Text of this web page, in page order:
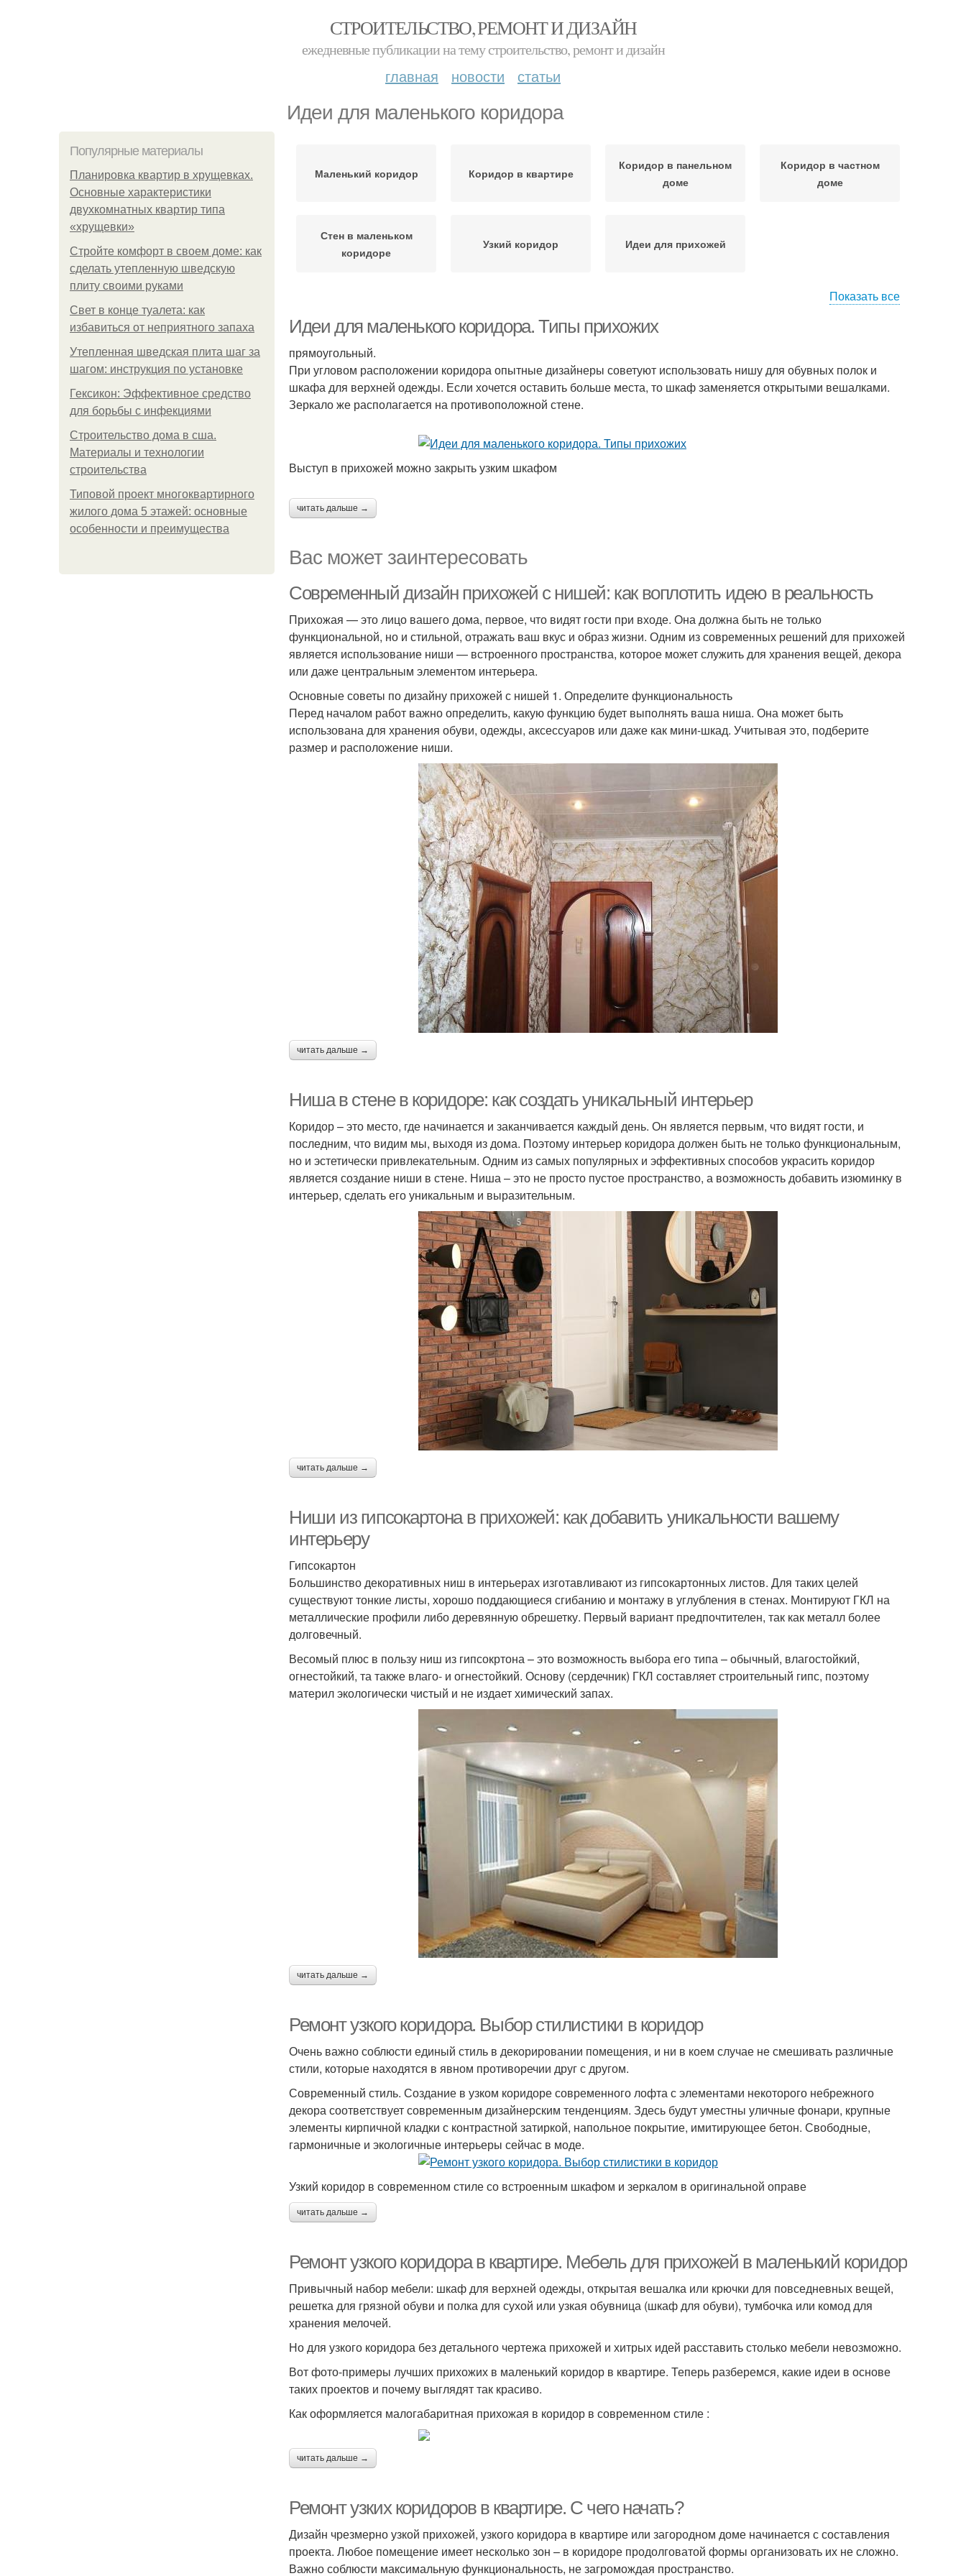
СТРОИТЕЛЬСТВО, РЕМОНТ И ДИЗАЙН
ежедневные публикации на тему строительство, ремонт и дизайн
главная новости статьи
Идеи для маленького коридора
Популярные материалы
Планировка квартир в хрущевках.
Основные характеристики
двухкомнатных квартир типа
«хрущевки»
Стройте комфорт в своем доме: как
сделать утепленную шведскую
плиту своими руками
Свет в конце туалета: как
избавиться от неприятного запаха
Утепленная шведская плита шаг за
шагом: инструкция по установке
Гексикон: Эффективное средство
для борьбы с инфекциями
Строительство дома в сша.
Материалы и технологии
строительства
Типовой проект многоквартирного
жилого дома 5 этажей: основные
особенности и преимущества
Маленький коридор Коридор в квартире
Коридор в панельном
доме
Коридор в частном
доме
Стен в маленьком
коридоре
Узкий коридор Идеи для прихожей
Показать все
Идеи для маленького коридора. Типы прихожих
прямоугольный.
При угловом расположении коридора опытные дизайнеры советуют использовать нишу для обувных полок и
шкафа для верхней одежды. Если хочется оставить больше места, то шкаф заменяется открытыми вешалками.
Зеркало же располагается на противоположной стене.
Выступ в прихожей можно закрыть узким шкафом
читать дальше →
Вас может заинтересовать
Современный дизайн прихожей с нишей: как воплотить идею в реальность
Прихожая — это лицо вашего дома, первое, что видят гости при входе. Она должна быть не только
функциональной, но и стильной, отражать ваш вкус и образ жизни. Одним из современных решений для прихожей
является использование ниши — встроенного пространства, которое может служить для хранения вещей, декора
или даже центральным элементом интерьера.
Основные советы по дизайну прихожей с нишей 1. Определите функциональность
Перед началом работ важно определить, какую функцию будет выполнять ваша ниша. Она может быть
использована для хранения обуви, одежды, аксессуаров или даже как мини-шкад. Учитывая это, подберите
размер и расположение ниши.
читать дальше →
Ниша в стене в коридоре: как создать уникальный интерьер
Коридор – это место, где начинается и заканчивается каждый день. Он является первым, что видят гости, и
последним, что видим мы, выходя из дома. Поэтому интерьер коридора должен быть не только функциональным,
но и эстетически привлекательным. Одним из самых популярных и эффективных способов украсить коридор
является создание ниши в стене. Ниша – это не просто пустое пространство, а возможность добавить изюминку в
интерьер, сделать его уникальным и выразительным.
читать дальше →
Ниши из гипсокартона в прихожей: как добавить уникальности вашему
интерьеру
Гипсокартон
Большинство декоративных ниш в интерьерах изготавливают из гипсокартонных листов. Для таких целей
существуют тонкие листы, хорошо поддающиеся сгибанию и монтажу в углубления в стенах. Монтируют ГКЛ на
металлические профили либо деревянную обрешетку. Первый вариант предпочтителен, так как металл более
долговечный.
Весомый плюс в пользу ниш из гипсокртона – это возможность выбора его типа – обычный, влагостойкий,
огнестойкий, та также влаго- и огнестойкий. Основу (сердечник) ГКЛ составляет строительный гипс, поэтому
материл экологически чистый и не издает химический запах.
читать дальше →
Ремонт узкого коридора. Выбор стилистики в коридор
Очень важно соблюсти единый стиль в декорировании помещения, и ни в коем случае не смешивать различные
стили, которые находятся в явном противоречии друг с другом.
Современный стиль. Создание в узком коридоре современного лофта с элементами некоторого небрежного
декора соответствует современным дизайнерским тенденциям. Здесь будут уместны уличные фонари, крупные
элементы кирпичной кладки с контрастной затиркой, напольное покрытие, имитирующее бетон. Свободные,
гармоничные и экологичные интерьеры сейчас в моде.
Узкий коридор в современном стиле со встроенным шкафом и зеркалом в оригинальной оправе
читать дальше →
Ремонт узкого коридора в квартире. Мебель для прихожей в маленький коридор
Привычный набор мебели: шкаф для верхней одежды, открытая вешалка или крючки для повседневных вещей,
решетка для грязной обуви и полка для сухой или узкая обувница (шкаф для обуви), тумбочка или комод для
хранения мелочей.
Но для узкого коридора без детального чертежа прихожей и хитрых идей расставить столько мебели невозможно.
Вот фото-примеры лучших прихожих в маленький коридор в квартире. Теперь разберемся, какие идеи в основе
таких проектов и почему выглядят так красиво.
Как оформляется малогабаритная прихожая в коридор в современном стиле :
читать дальше →
Ремонт узких коридоров в квартире. С чего начать?
Дизайн чрезмерно узкой прихожей, узкого коридора в квартире или загородном доме начинается с составления
проекта. Любое помещение имеет несколько зон – в коридоре продолговатой формы организовать их не сложно.
Важно соблюсти максимальную функциональность, не загромождая пространство.